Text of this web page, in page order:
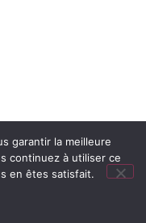
garantir la meilleure
continuez à utiliser ce
en êtes satisfait.